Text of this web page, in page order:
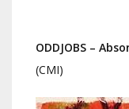
ODDJOBS –
(CMI)